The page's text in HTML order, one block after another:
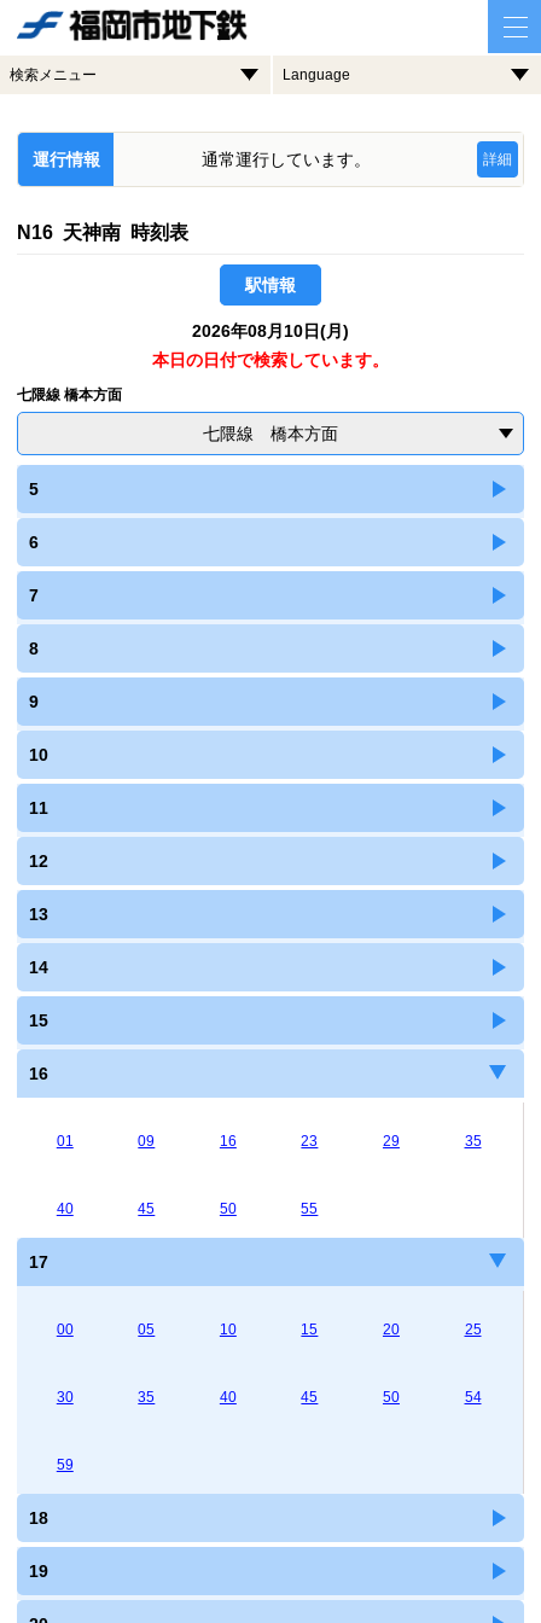
検索メニュー Language
運行情報 通常運行しています。 詳細
N16 天神南 時刻表
駅情報
2026年08月10日(月)
本日の日付で検索しています。
七隈線 橋本方面
七隈線 橋本方面
5
6
7
8
9
10
11
12
13
14
15
16
01 09 16 23 29 35
40 45 50 55
17
00 05 10 15 20 25
30 35 40 45 50 54
59
18
19